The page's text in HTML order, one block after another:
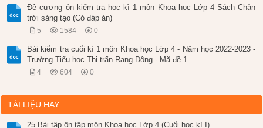
Đề cương ôn kiểm tra học kì 1 môn Khoa học Lớp 4 Sách Chân
trời sáng tạo (Có đáp án)
5 1584 0
Bài kiểm tra cuối kì 1 môn Khoa học Lớp 4 - Năm học 2022-2023 -
Trường Tiểu học Thị trấn Rạng Đông - Mã đề 1
4 604 0
TÀI LIỆU HAY
25 Bài tập ôn tập môn Khoa học Lớp 4 (Cuối học kì I)